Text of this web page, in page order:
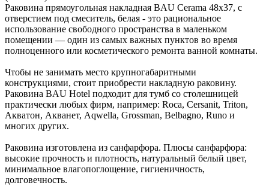
Раковина прямоугольная накладная BAU Cerama 48х37, с
отверстием под смеситель, белая - это рациональное
использование свободного пространства в маленьком
помещении — один из самых важных пунктов во время
полноценного или косметического ремонта ванной комнаты.
Чтобы не занимать место крупногабаритными
конструкциями, стоит приобрести накладную раковину.
Раковина BAU Hotel подходит для тумб со столешницей
практически любых фирм, например: Roca, Cersanit, Triton,
Акватон, Акванет, Aqwella, Grossman, Belbagno, Runo и
многих других.
Раковина изготовлена из санфарфора. Плюсы санфарфора:
высокие прочность и плотность, натуральный белый цвет,
минимальное влагопоглощение, гигиеничность,
долговечность.